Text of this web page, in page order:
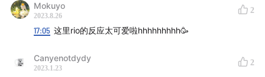
——
Mokuyo
2023.8.26
2
17:05 这里rio的反应太可爱啦hhhhhhhhh🥳
Canyenotdydy
2023.1.23
2